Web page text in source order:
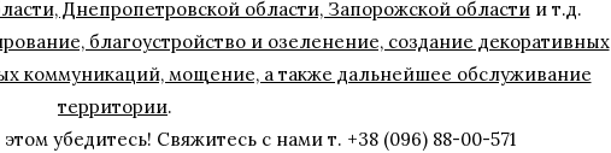
Днепропетровской области, Запорожской областии т.д.
благоустройство и озеленение, создание декоративных
коммуникаций, мощение, а также дальнейшее обслуживание
территории.
убедитесь! Свяжитесь с нами т. +38 (096) 88-00-571